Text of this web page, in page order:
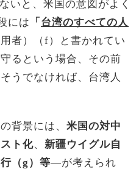
いと、米国の意図がよく
には
「 台湾のすべての人
者）（f）と書かれてい
るという場合、その前
うでなければ、台湾人
背景には、 米国の対中
ト化、 新疆ウイグル自
（g）等―が考えられ